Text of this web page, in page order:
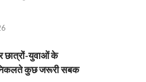
छात्रों-युवाओं के
कुछ जरूरी सबक